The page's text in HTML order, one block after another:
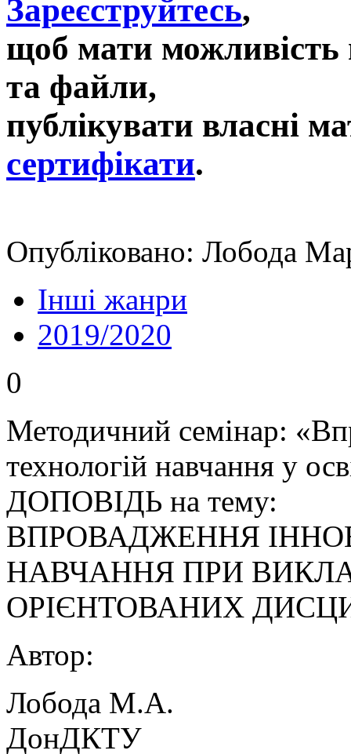
Зареєструйтесь,
щоб мати можливість
та файли,
публікувати власні
сертифікати.
Опубліковано: Лобода
Інші жанри
2019/2020
0
Методичний семінар:
технологій навчання у
ДОПОВІДЬ на тему:
ВПРОВАДЖЕННЯ
НАВЧАННЯ ПРИ
ОРІЄНТОВАНИХ
Автор:
Лобода М.А.
ДонДКТУ